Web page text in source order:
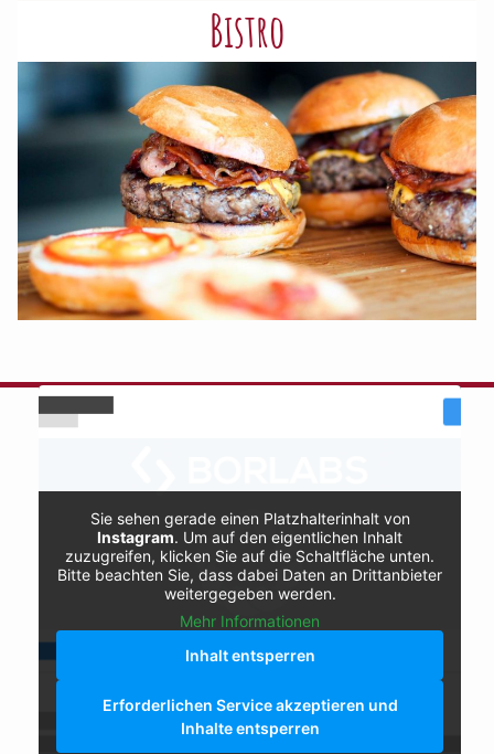
Bistro
Naturhaus Social-Feed
Sie sehen gerade einen Platzhalterinhalt von
Instagram. Um auf den eigentlichen Inhalt
zuzugreifen, klicken Sie auf die Schaltfläche unten.
Bitte beachten Sie, dass dabei Daten an Drittanbieter
weitergegeben werden.
Mehr Informationen
Inhalt entsperren
Erforderlichen Service akzeptieren und
Inhalte entsperren